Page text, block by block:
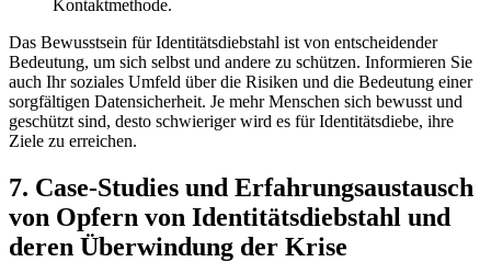
Kontaktmethode.
Das Bewusstsein für Identitätsdiebstahl⁣ ist von entscheidender
Bedeutung, um sich selbst ‌und andere zu schützen. Informieren Sie⁤
auch Ihr ⁤soziales Umfeld über die Risiken und die Bedeutung​ einer
sorgfältigen Datensicherheit. Je mehr Menschen sich bewusst und
geschützt sind, desto schwieriger wird es für ‍Identitätsdiebe, ihre
Ziele zu erreichen.
7. Case-Studies⁣ und ‌Erfahrungsaustausch
von Opfern von Identitätsdiebstahl und
deren Überwindung ⁤der ⁢Krise